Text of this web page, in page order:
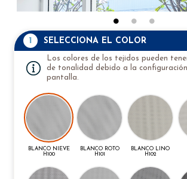
1 SELECCIONA EL COLOR
Los colores de los tejidos pueden
de tonalidad debido a la
pantalla.
BLANCO NIEVE
H100
BLANCO ROTO
H101
BLANCO LINO
H102